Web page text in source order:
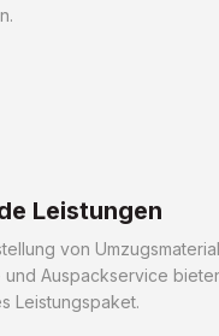
Leistungen
von
und Auspackservice
Leistungspaket.